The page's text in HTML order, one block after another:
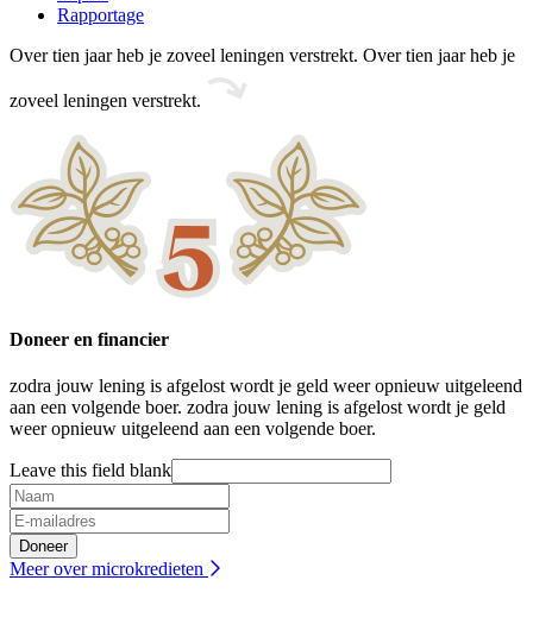
Rapportage
Over tien jaar heb je zoveel leningen verstrekt. Over tien jaar heb je
zoveel leningen verstrekt.
Doneer en financier
zodra jouw lening is afgelost wordt je geld weer opnieuw uitgeleend
aan een volgende boer. zodra jouw lening is afgelost wordt je geld
weer opnieuw uitgeleend aan een volgende boer.
Leave this field blank
Naam
E-mail
Doneer
Meer over microkredieten